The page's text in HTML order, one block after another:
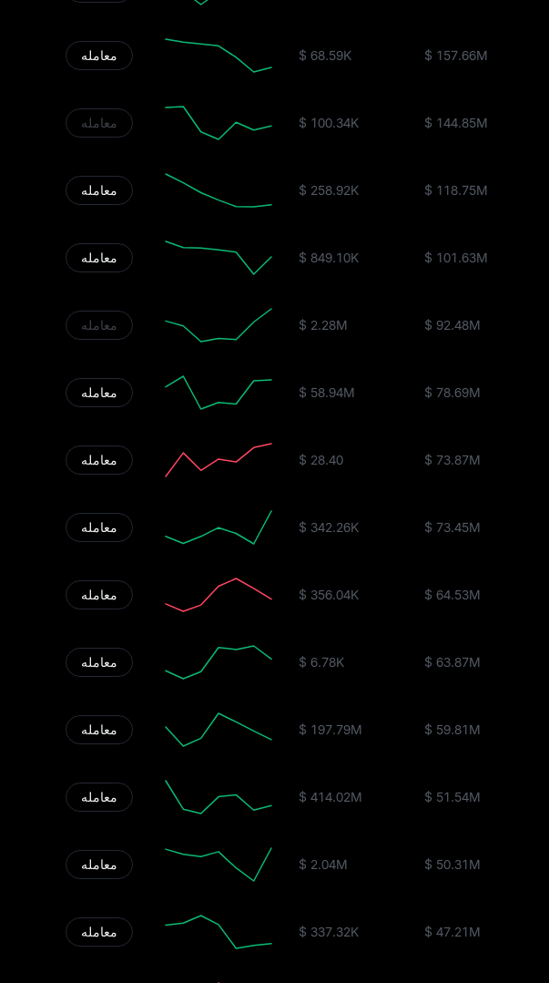
$ 157.66M
$ 68.59K معامله
$ 144.85M
$ 100.34K معامله
$ 118.75M
$ 258.92K معامله
$ 101.63M
$ 849.10K معامله
$ 92.48M
$ 2.28M معامله
$ 78.69M
$ 58.94M معامله
$ 73.87M
$ 28.40 معامله
$ 73.45M
$ 342.26K معامله
$ 64.53M
$ 356.04K معامله
$ 63.87M
$ 6.78K معامله
$ 59.81M
$ 197.79M معامله
$ 51.54M
$ 414.02M معامله
$ 50.31M
$ 2.04M معامله
$ 47.21M
$ 337.32K معامله